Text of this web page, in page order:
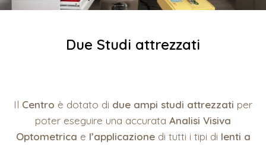
Due Studi attrezzati
Il Centro è dotato di due ampi studi attrezzati per
poter eseguire una accurata Analisi Visiva
Optometrica e l’applicazionedi tutti i tipi di lenti a